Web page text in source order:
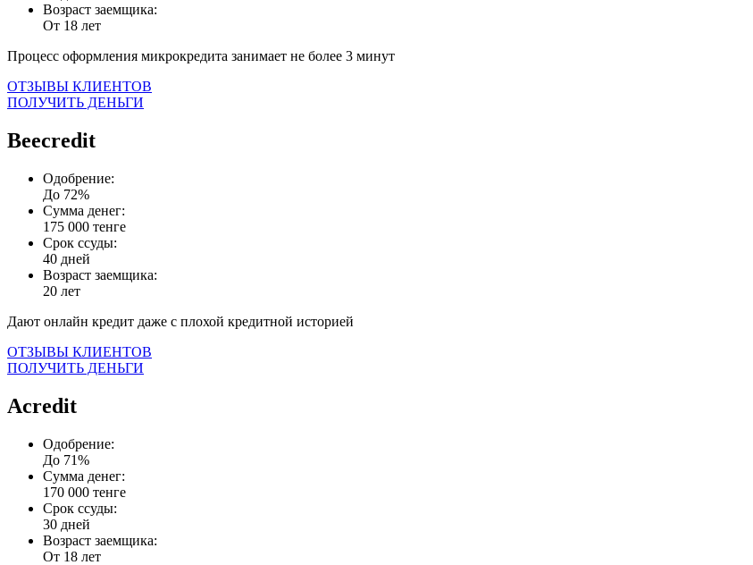
Возраст заемщика:
От 18 лет
Процесс оформления микрокредита занимает не более 3 минут
ОТЗЫВЫ КЛИЕНТОВ
ПОЛУЧИТЬ ДЕНЬГИ
Beecredit
Одобрение:
До 72%
Сумма денег:
175 000 тенге
Срок ссуды:
40 дней
Возраст заемщика:
20 лет
Дают онлайн кредит даже с плохой кредитной историей
ОТЗЫВЫ КЛИЕНТОВ
ПОЛУЧИТЬ ДЕНЬГИ
Acredit
Одобрение:
До 71%
Сумма денег:
170 000 тенге
Срок ссуды:
30 дней
Возраст заемщика:
От 18 лет